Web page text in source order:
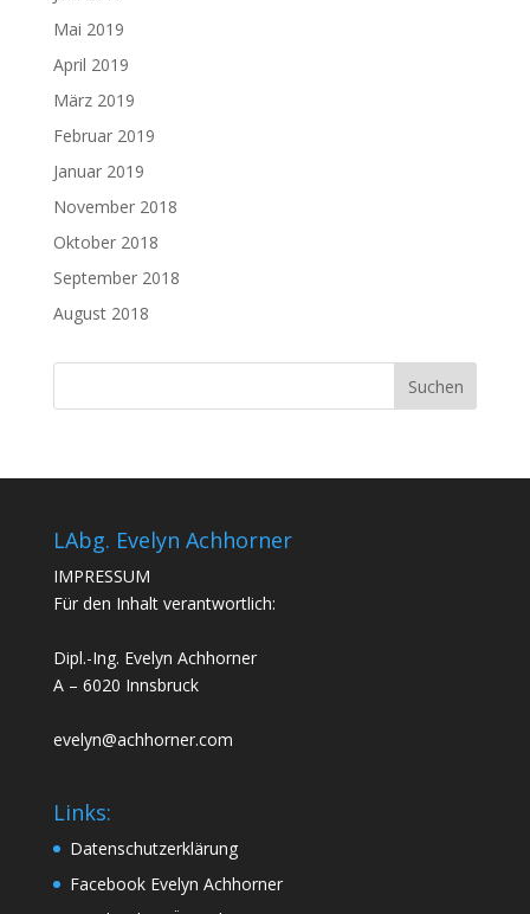
Mai 2019
April 2019
März 2019
Februar 2019
Januar 2019
November 2018
Oktober 2018
September 2018
August 2018
LAbg. Evelyn Achhorner
IMPRESSUM
Für den Inhalt verantwortlich:
Dipl.-Ing. Evelyn Achhorner
A – 6020 Innsbruck
evelyn@achhorner.com
Links:
Datenschutzerklärung
Facebook Evelyn Achhorner